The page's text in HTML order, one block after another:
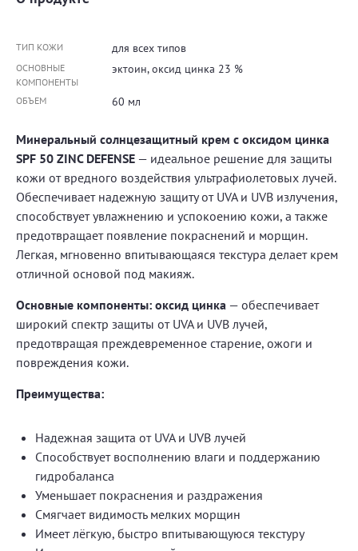
ТИП КОЖИ для всех типов
ОСНОВНЫЕ
КОМПОНЕНТЫ
эктоин, оксид цинка 23 %
ОБЪЕМ 60 мл
Минеральный солнцезащитный крем с оксидом цинка
SPF 50 ZINC DEFENSE — идеальное решение для защиты
кожи от вредного воздействия ультрафиолетовых лучей.
Обеспечивает надежную защиту от UVA и UVB излучения,
способствует увлажнению и успокоению кожи, а также
предотвращает появление покраснений и морщин.
Легкая, мгновенно впитывающаяся текстура делает крем
отличной основой под макияж.
Основные компоненты: оксид цинка — обеспечивает
широкий спектр защиты от UVA и UVB лучей,
предотвращая преждевременное старение, ожоги и
повреждения кожи.
Преимущества:
Надежная защита от UVA и UVB лучей
Способствует восполнению влаги и поддержанию
гидробаланса
Уменьшает покраснения и раздражения
Смягчает видимость мелких морщин
Имеет лёгкую, быстро впитывающуюся текстуру